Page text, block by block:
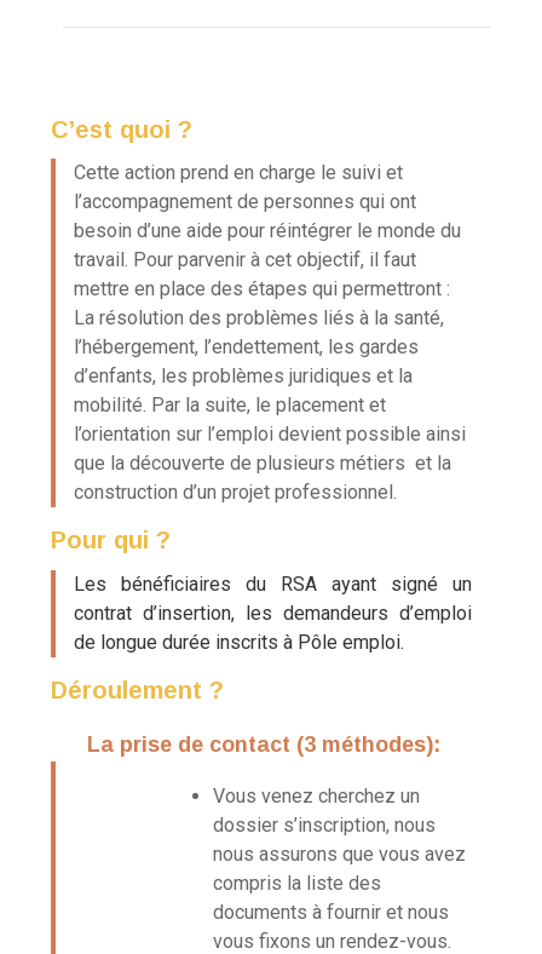
C’est quoi ?
Cette action prend en charge le suivi et
l’accompagnement de personnes qui ont
besoin d’une aide pour réintégrer le monde du
travail. Pour parvenir à cet objectif, il faut
mettre en place des étapes qui permettront :
La résolution des problèmes liés à la santé,
l’hébergement, l’endettement, les gardes
d’enfants, les problèmes juridiques et la
mobilité. Par la suite, le placement et
l’orientation sur l’emploi devient possible ainsi
que la découverte de plusieurs métiers et la
construction d’un projet professionnel.
Pour qui ?
Les bénéficiaires du RSA ayant signé un
contrat d’insertion, les demandeurs d’emploi
de longue durée inscrits à Pôle emploi.
Déroulement ?
La prise de contact (3 méthodes):
Vous venez cherchez un
dossier s’inscription, nous
nous assurons que vous avez
compris la liste des
documents à fournir et nous
vous fixons un rendez-vous.